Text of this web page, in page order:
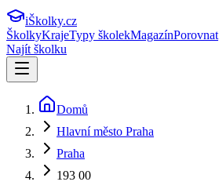
iŠkolky.cz
ŠkolkyKrajeTypy školekMagazínPorovnat
Najít školku
Domů
Hlavní město Praha
Praha
193 00